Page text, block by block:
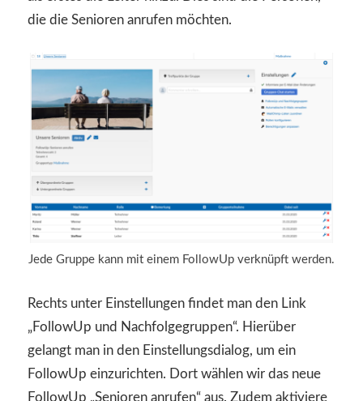
die die Senioren anrufen möchten.
Jede Gruppe kann mit einem FollowUp verknüpft werden.
Rechts unter Einstellungen findet man den Link
„FollowUp und Nachfolgegruppen“. Hierüber
gelangt man in den Einstellungsdialog, um ein
FollowUp einzurichten. Dort wählen wir das neue
FollowUp „Senioren anrufen“ aus. Zudem aktiviere